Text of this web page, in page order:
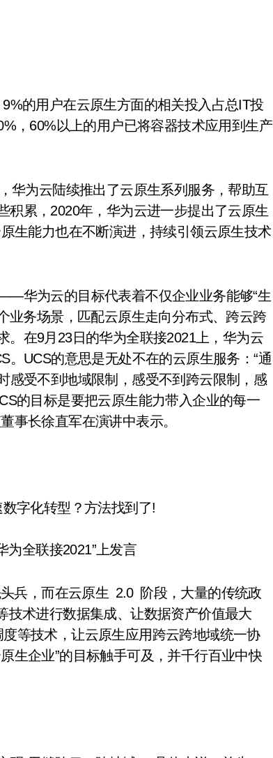
的用户在云原生方面的相关投入占总IT投
，60%以上的用户已将容器技术应用到生产
为云陆续推出了云原生系列服务，帮助互
累，2020年，华为云进一步提出了云原生
生能力也在不断演进，持续引领云原生技术
为云的目标代表着不仅企业业务能够“生
业务场景，匹配云原生走向分布式、跨云跨
。在9月23日的华为全联接2021上，华为云
UCS的意思是无处不在的云原生服务：“通
感受不到地域限制，感受不到跨云限制，感
的目标是要把云原生能力带入企业的每一
事长徐直军在演讲中表示。
为全联接2021”上发言
，而在云原生 2.0 阶段，大量的传统政
技术进行数据集成、让数据资产价值最大
等技术，让云原生应用跨云跨地域统一协
生企业”的目标触手可及，并千行百业中快